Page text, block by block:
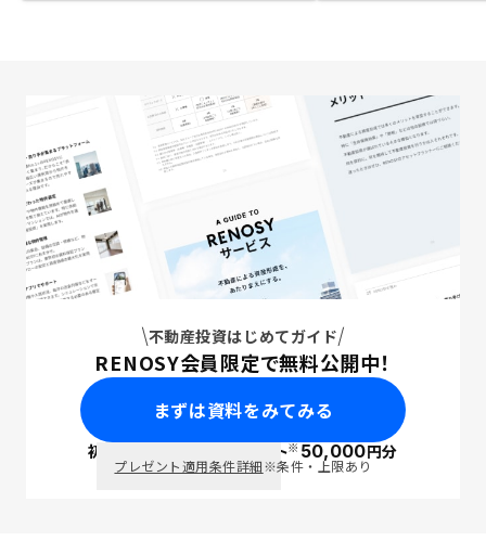
不動産投資はじめてガイド
RENOSY会員限定で無料公開中！
まずは資料をみてみる
初回面談で ポイント※50,000円分
プレゼント適用条件詳細※条件・上限あり